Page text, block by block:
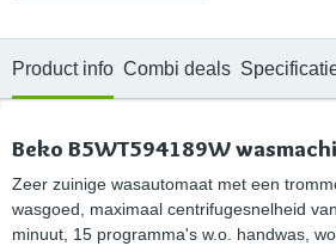
Product info Combi deals
Beko B5WT594189W
Zeer zuinige wasautomaat met een
wasgoed, maximaal centrifugesnelheid
minuut, 15 programma's w.o. handwas,